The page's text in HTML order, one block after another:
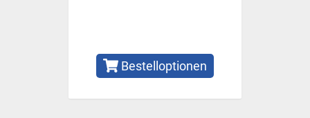
Bestelloptionen